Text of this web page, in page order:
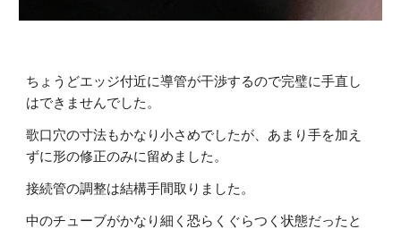
ちょうどエッジ付近に導管が干渉するので完璧に手直し
はできませんでした。
歌口穴の寸法もかなり小さめでしたが、あまり手を加え
ずに形の修正のみに留めました。
接続管の調整は結構手間取りました。
中のチューブがかなり細く恐らくぐらつく状態だったと